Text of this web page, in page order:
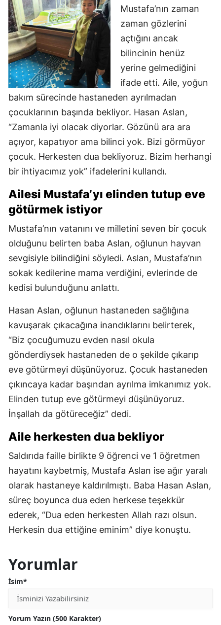
Mustafa’nın zaman
zaman gözlerini
açtığını ancak
bilincinin henüz
yerine gelmediğini
ifade etti. Aile, yoğun
bakım sürecinde hastaneden ayrılmadan
çocuklarının başında bekliyor. Hasan Aslan,
“Zamanla iyi olacak diyorlar. Gözünü ara ara
açıyor, kapatıyor ama bilinci yok. Bizi görmüyor
çocuk. Herkesten dua bekliyoruz. Bizim herhangi
bir ihtiyacımız yok” ifadelerini kullandı.
Ailesi Mustafa’yı elinden tutup eve
götürmek istiyor
Mustafa’nın vatanını ve milletini seven bir çocuk
olduğunu belirten baba Aslan, oğlunun hayvan
sevgisiyle bilindiğini söyledi. Aslan, Mustafa’nın
sokak kedilerine mama verdiğini, evlerinde de
kedisi bulunduğunu anlattı.
Hasan Aslan, oğlunun hastaneden sağlığına
kavuşarak çıkacağına inandıklarını belirterek,
“Biz çocuğumuzu evden nasıl okula
gönderdiysek hastaneden de o şekilde çıkarıp
eve götürmeyi düşünüyoruz. Çocuk hastaneden
çıkıncaya kadar başından ayrılma imkanımız yok.
Elinden tutup eve götürmeyi düşünüyoruz.
İnşallah da götüreceğiz” dedi.
Aile herkesten dua bekliyor
Saldırıda faille birlikte 9 öğrenci ve 1 öğretmen
hayatını kaybetmiş, Mustafa Aslan ise ağır yaralı
olarak hastaneye kaldırılmıştı. Baba Hasan Aslan,
süreç boyunca dua eden herkese teşekkür
ederek, “Dua eden herkesten Allah razı olsun.
Herkesin dua ettiğine eminim” diye konuştu.
Yorumlar
İsim*
Yorum Yazın (500 Karakter)